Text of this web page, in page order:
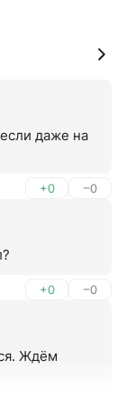
даже на
+0 –0
+0 –0
Ждём